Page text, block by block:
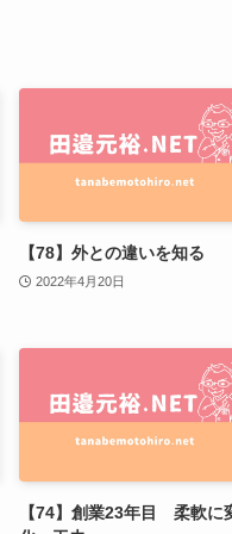
【78】外との違いを知る
2022年4月20日
【74】創業23年目 柔軟に